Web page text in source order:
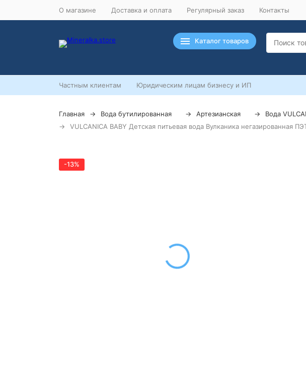
О магазине Доставка и оплата Регулярный заказ Контакты
Каталог товаров
Частным клиентам Юридическим лицам бизнесу и ИП
Главная Вода бутилированная Артезианская
Вода
VULCANICA BABY Детская питьевая вода Вулканика негазированная
-13%